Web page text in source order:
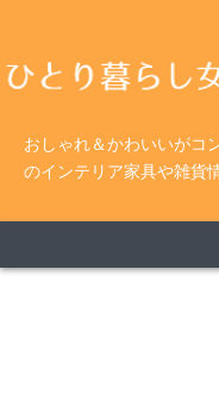
おしゃれ＆かわいいがコ
のインテリア家具や雑貨